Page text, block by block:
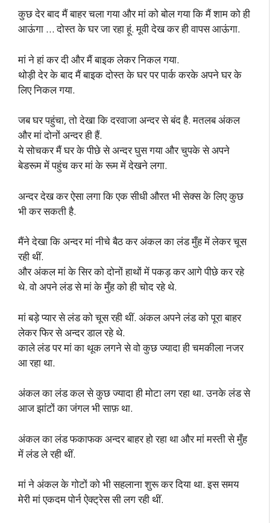
कुछ देर बाद मैं बाहर चला गया और मां को बोल गया कि मैं शाम को ही
आऊंगा … दोस्त के घर जा रहा हूं. मूवी देख कर ही वापस आऊंगा.
मां ने हां कर दी और मैं बाइक लेकर निकल गया.
थोड़ी देर के बाद मैं बाइक दोस्त के घर पर पार्क करके अपने घर के
लिए निकल गया.
जब घर पहुंचा, तो देखा कि दरवाजा अन्दर से बंद है. मतलब अंकल
और मां दोनों अन्दर ही हैं.
ये सोचकर मैं घर के पीछे से अन्दर घुस गया और चुपके से अपने
बेडरूम में पहुंच कर मां के रूम में देखने लगा.
अन्दर देख कर ऐसा लगा कि एक सीधी औरत भी सेक्स के लिए कुछ
भी कर सकती है.
मैंने देखा कि अन्दर मां नीचे बैठ कर अंकल का लंड मुँह में लेकर चूस
रही थीं.
और अंकल मां के सिर को दोनों हाथों में पकड़ कर आगे पीछे कर रहे
थे. वो अपने लंड से मां के मुँह को ही चोद रहे थे.
मां बड़े प्यार से लंड को चूस रही थीं. अंकल अपने लंड को पूरा बाहर
लेकर फिर से अन्दर डाल रहे थे.
काले लंड पर मां का थूक लगने से वो कुछ ज्यादा ही चमकीला नजर
आ रहा था.
अंकल का लंड कल से कुछ ज्यादा ही मोटा लग रहा था. उनके लंड से
आज झांटों का जंगल भी साफ़ था.
अंकल का लंड फकाफक अन्दर बाहर हो रहा था और मां मस्ती से मुँह
में लंड ले रही थीं.
मां ने अंकल के गोटों को भी सहलाना शुरू कर दिया था. इस समय
मेरी मां एकदम पोर्न ऐक्ट्रेस सी लग रही थीं.